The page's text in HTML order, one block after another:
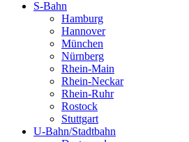
S-Bahn
Hamburg
Hannover
München
Nürnberg
Rhein-Main
Rhein-Neckar
Rhein-Ruhr
Rostock
Stuttgart
U-Bahn/Stadtbahn